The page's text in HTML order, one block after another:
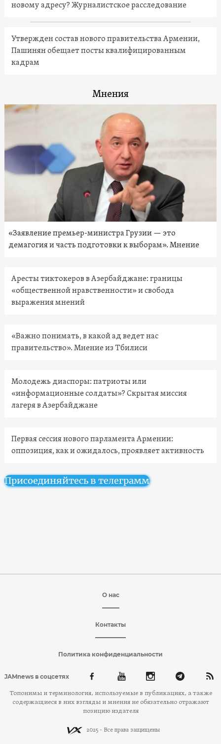
новому адресу? Журналистское расследование
Утвержден состав нового правительства Армении,
Пашинян обещает посты квалифицированным
кадрам
Мнения
«Заявление премьер-министра Грузии — это
демагогия и часть подготовки к выборам». Мнение
Аресты тиктокеров в Азербайджане: границы
«общественной нравственности» и свобода
выражения мнений
«Важно понимать, в какой ад ведет нас
правительство». Мнение из Тбилиси
Молодежь диаспоры: патриоты или
«информационные солдаты»? Скрытая миссия
лагеря в Азербайджане
Первая сессия нового парламента Армении:
оппозиция, как и ожидалось, проявляет активность
Присоединяйтесь в телеграмм
О нас
Контакты
Политика конфиденциальности
JAMnews в соцсетях
Топонимы и терминология, используемые в публикациях, а также
содержащиеся в них взгляды и мнения не обязательно отражают
позицию издателя
2025 - Все права защищены